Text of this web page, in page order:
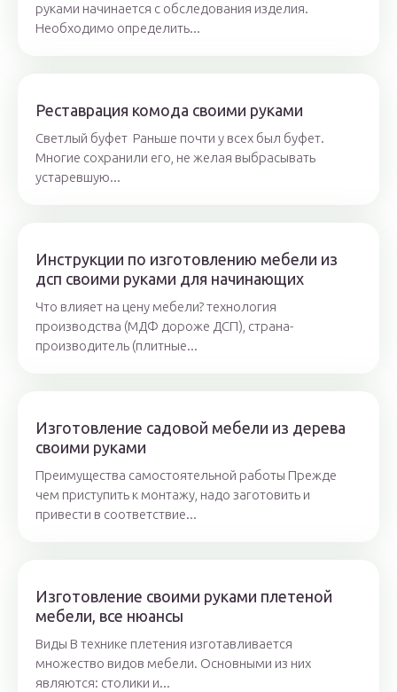
руками начинается с обследования изделия.
Необходимо определить...
Реставрация комода своими руками
Светлый буфет Раньше почти у всех был буфет.
Многие сохранили его, не желая выбрасывать
устаревшую...
Инструкции по изготовлению мебели из
дсп своими руками для начинающих
Что влияет на цену мебели? технология
производства (МДФ дороже ДСП), страна-
производитель (плитные...
Изготовление садовой мебели из дерева
своими руками
Преимущества самостоятельной работы Прежде
чем приступить к монтажу, надо заготовить и
привести в соответствие...
Изготовление своими руками плетеной
мебели, все нюансы
Виды В технике плетения изготавливается
множество видов мебели. Основными из них
являются: столики и...